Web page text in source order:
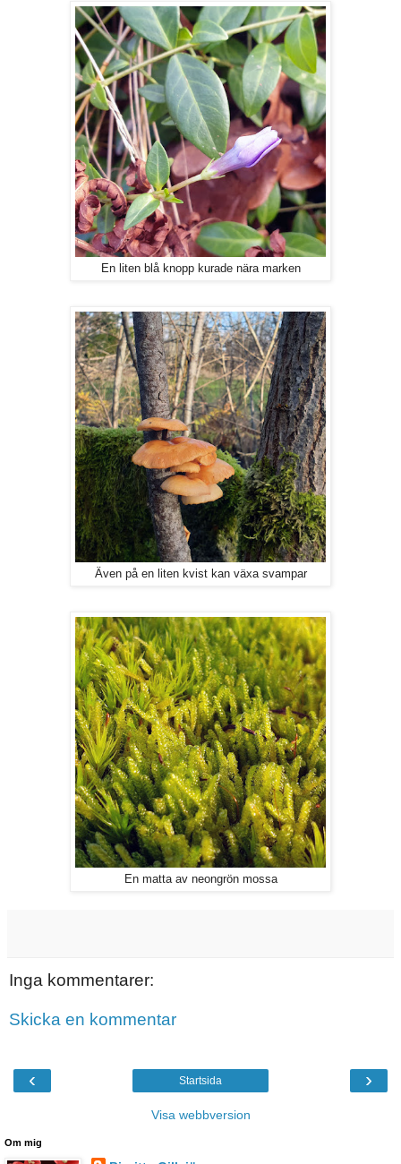
En liten blå knopp kurade nära marken
Även på en liten kvist kan växa svampar
En matta av neongrön mossa
Inga kommentarer:
Skicka en kommentar
‹ ›
Startsida
Visa webbversion
Om mig